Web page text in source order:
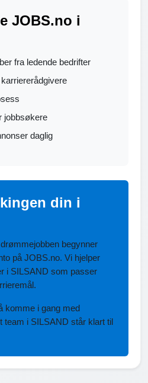
JOBS.no i
fra ledende bedrifter
jobbsøkere
daglig
din i
begynner
på JOBS.no. Vi hjelper
i SILSAND som passer
komme i gang med
team i SILSAND står klart til